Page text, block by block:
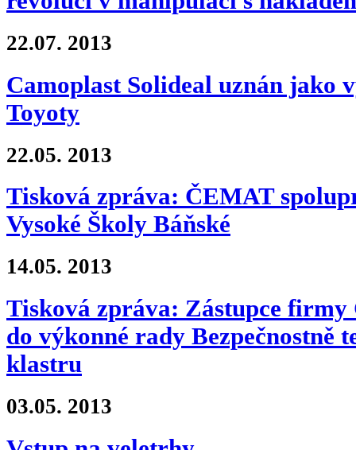
22.07. 2013
Camoplast Solideal uznán jako
Toyoty
22.05. 2013
Tisková zpráva: ČEMAT
Vysoké Školy Báňské
14.05. 2013
Tisková zpráva: Zástupce
do výkonné rady Bezpečnostně
klastru
03.05. 2013